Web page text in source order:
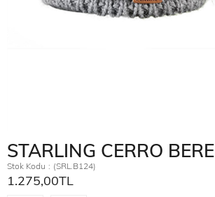
STARLING CERRO BERE
Stok Kodu (SRL.B124)
1.275,00TL